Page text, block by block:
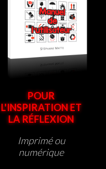
POUR
L'INSPIRATION ET
LA RÉFLEXION
Imprimé ou
numérique